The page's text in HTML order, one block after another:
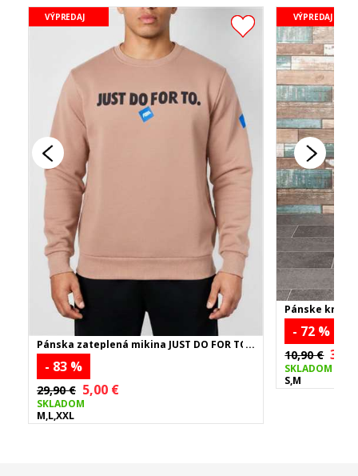
VÝPREDAJ
Pánska zateplená mikina JUST DO FOR TO -
béžová
- 83 %
29,90 € 5,00 €
SKLADOM
M,L,XXL
VÝPREDAJ
Pánske
- 72 %
10,90 €
SKLADOM
S,M